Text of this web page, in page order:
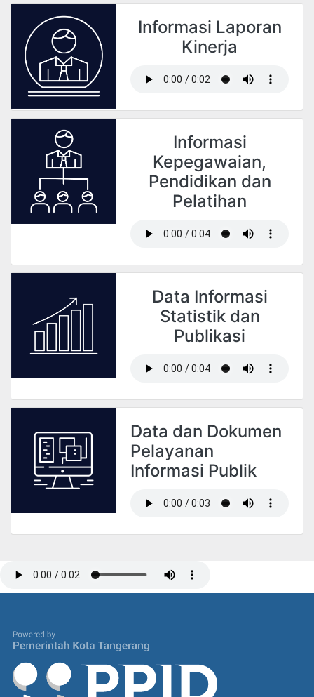
Informasi Laporan
Kinerja
Informasi
Kepegawaian,
Pendidikan dan
Pelatihan
Data Informasi
Statistik dan
Publikasi
Data dan Dokumen
Pelayanan
Informasi Publik